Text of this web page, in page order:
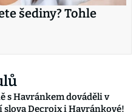
šediny? Tohle
s Havránkem dováděli v
slova Decroix i Havránkové!